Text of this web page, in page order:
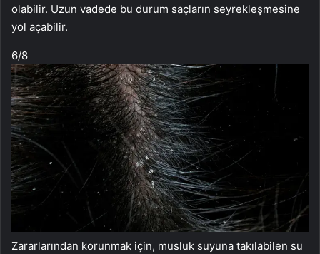
olabilir. Uzun vadede bu durum saçların seyrekleşmesine
yol açabilir.
6/8
Zararlarından korunmak için, musluk suyuna takılabilen su